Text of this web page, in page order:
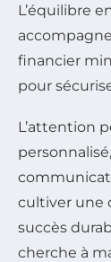
L’équilibre
financier
pour
L’attention
cultiver une
succès
cherche à